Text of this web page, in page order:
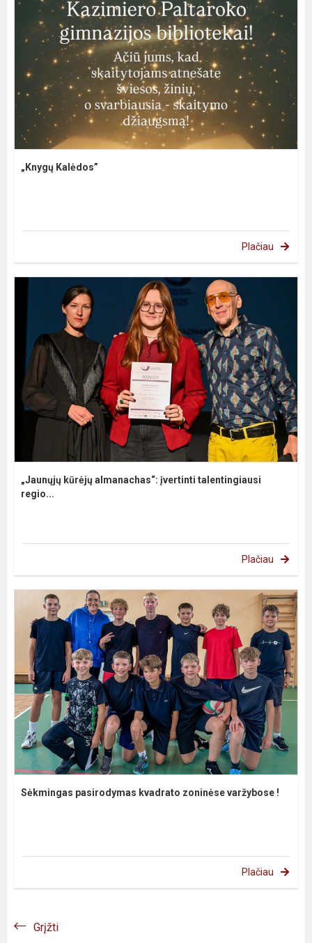
„Knygų Kalėdos”
Plačiau
„Jaunųjų kūrėjų almanachas“: įvertinti talentingiausi
regio...
Plačiau
Sėkmingas pasirodymas kvadrato zoninėse varžybose !
Plačiau
Grįžti